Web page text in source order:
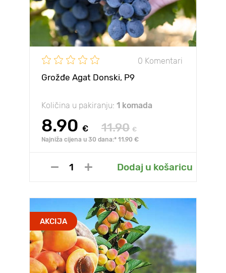
0 Komentari
Grožđe Agat Donski, Р9
Količina u pakiranju: 1 komada
8.90 € 11.90 €
Najniža cijena u 30 dana:* 11.90 €
Dodaj u košaricu
AKCIJA